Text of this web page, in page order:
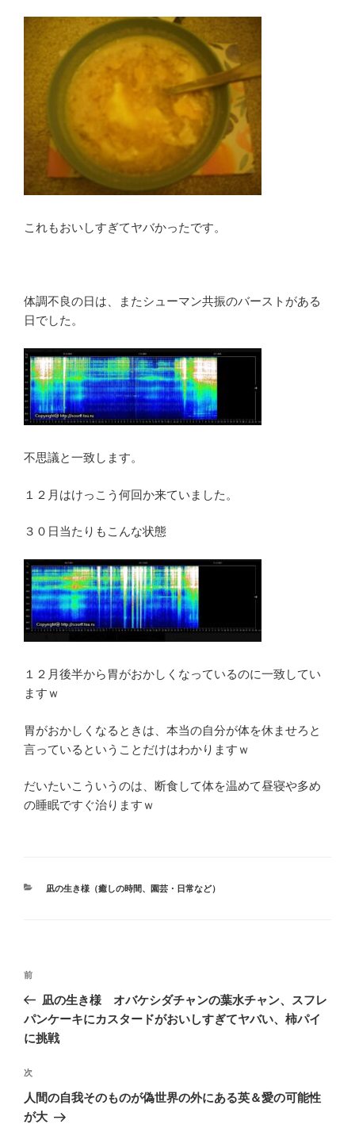
これもおいしすぎてヤバかったです。
体調不良の日は、またシューマン共振のバーストがある
日でした。
不思議と一致します。
１２月はけっこう何回か来ていました。
３０日当たりもこんな状態
１２月後半から胃がおかしくなっているのに一致してい
ますｗ
胃がおかしくなるときは、本当の自分が体を休ませろと
言っているということだけはわかりますｗ
だいたいこういうのは、断食して体を温めて昼寝や多め
の睡眠ですぐ治りますｗ
カ
凪の生き様（癒しの時間、園芸・日常など）
投
ナ
ビ
ー
シ
ョ
前
の
投
稿
前
凪の生き様 オバケシダチャンの葉水チャン、スフレ
パンケーキにカスタードがおいしすぎてヤバい、柿パイ
に挑戦
次
の
投
次
人間の自我そのものが偽世界の外にある英＆愛の可能性
が大